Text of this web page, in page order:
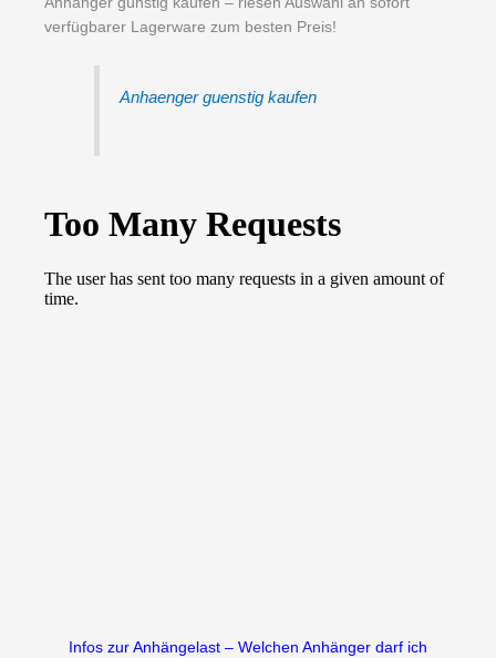
verfügbarer Lagerware zum besten Preis!
Anhaenger guenstig kaufen
Infos zur Anhängelast – Welchen Anhänger darf ich